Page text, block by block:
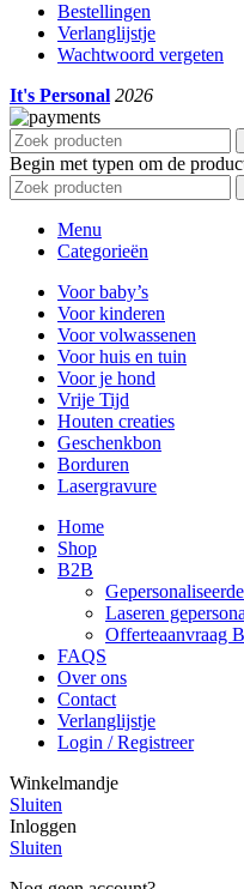
Bestellingen
Verlanglijstje
Wachtwoord vergeten
It's Personal 2026
Begin met typen om de
Menu
Categorieën
Voor baby’s
Voor kinderen
Voor volwassenen
Voor huis en tuin
Voor je hond
Vrije Tijd
Houten creaties
Geschenkbon
Borduren
Lasergravure
Home
Shop
B2B
Laseren
Offerteaanvraag
FAQS
Over ons
Contact
Verlanglijstje
Login / Registreer
Winkelmandje
Sluiten
Inloggen
Sluiten